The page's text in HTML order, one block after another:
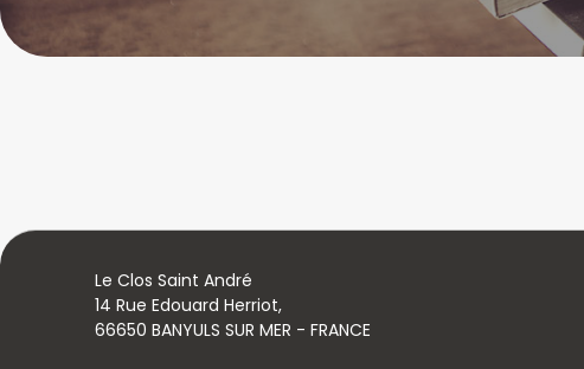
Le Clos Saint André
14 Rue Edouard Herriot,
66650 BANYULS SUR MER - FRANCE